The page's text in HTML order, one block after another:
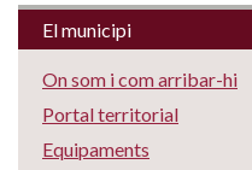
El municipi
On som i com arribar-hi
Portal territorial
Equipaments